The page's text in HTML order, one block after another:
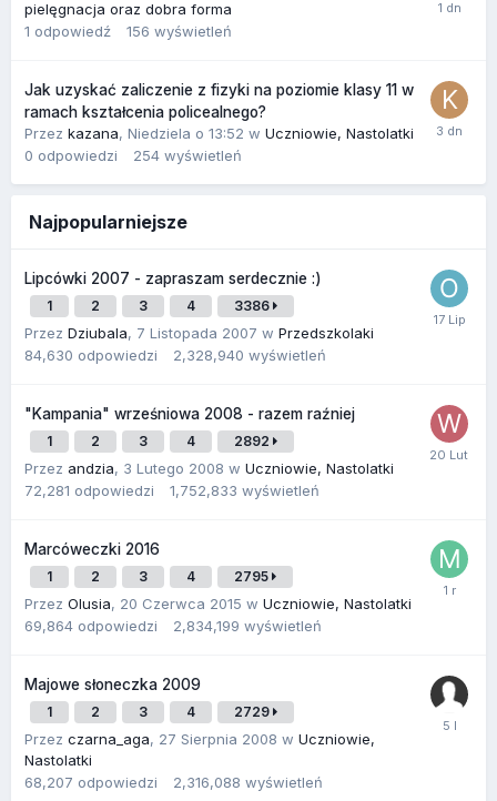
pielęgnacja oraz dobra forma
1 odpowiedź 156 wyświetleń
Jak uzyskać zaliczenie z fizyki na poziomie klasy 11 w
ramach kształcenia policealnego?
Przez kazana, Niedziela o 13:52 w Uczniowie, Nastolatki
0 odpowiedzi 254 wyświetleń
Najpopularniejsze
Lipcówki 2007 - zapraszam serdecznie :)
1 2 3 4 3386
Przez Dziubala, 7 Listopada 2007 w Przedszkolaki
84,630 odpowiedzi 2,328,940 wyświetleń
"Kampania" wrześniowa 2008 - razem raźniej
1 2 3 4 2892
Przez andzia, 3 Lutego 2008 w Uczniowie, Nastolatki
72,281 odpowiedzi 1,752,833 wyświetleń
Marcóweczki 2016
1 2 3 4 2795
Przez Olusia, 20 Czerwca 2015 w Uczniowie, Nastolatki
69,864 odpowiedzi 2,834,199 wyświetleń
Majowe słoneczka 2009
1 2 3 4 2729
Przez czarna_aga, 27 Sierpnia 2008 w Uczniowie,
Nastolatki
68,207 odpowiedzi 2,316,088 wyświetleń